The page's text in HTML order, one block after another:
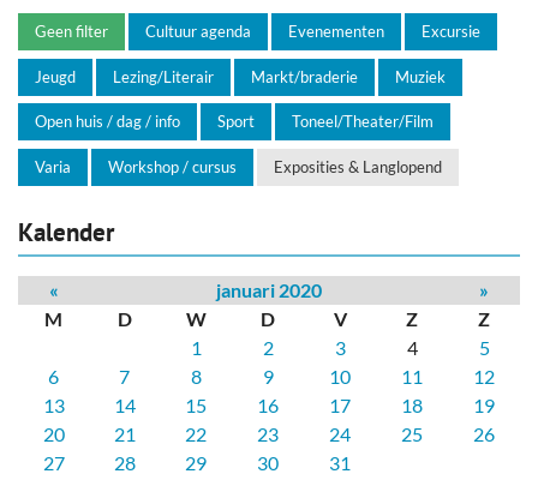
Geen filter Cultuur agenda Evenementen Excursie
Jeugd Lezing/Literair Markt/braderie Muziek
Open huis / dag / info Sport Toneel/Theater/Film
Varia Workshop / cursus Exposities & Langlopend
Kalender
« januari 2020
»
M
D W D V Z
Z
1
2 3 4
5
6
7 8 9 10 11
12
13
14 15 16 17 18
19
20
21 22 23 24 25
26
27
28 29 30 31